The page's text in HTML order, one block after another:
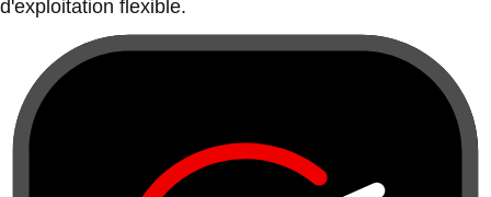
d'exploitation flexible.